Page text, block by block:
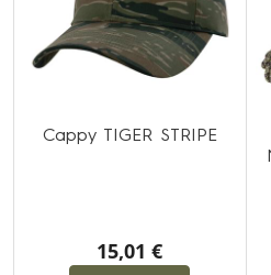
Cappy TIGER STRIPE
15,01 €